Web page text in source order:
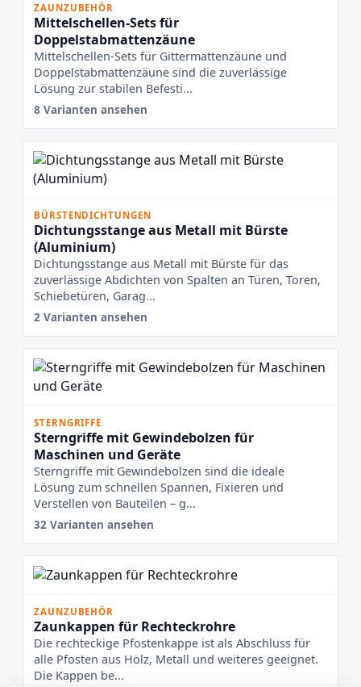
ZAUNZUBEHÖR
Mittelschellen-Sets für
Doppelstabmattenzäune
Mittelschellen-Sets für Gittermattenzäune und
Doppelstabmattenzäune sind die zuverlässige
Lösung zur stabilen Befesti...
8 Varianten ansehen
BÜRSTENDICHTUNGEN
Dichtungsstange aus Metall mit Bürste
(Aluminium)
Dichtungsstange aus Metall mit Bürste für das
zuverlässige Abdichten von Spalten an Türen, Toren,
Schiebetüren, Garag...
2 Varianten ansehen
STERNGRIFFE
Sterngriffe mit Gewindebolzen für
Maschinen und Geräte
Sterngriffe mit Gewindebolzen sind die ideale
Lösung zum schnellen Spannen, Fixieren und
Verstellen von Bauteilen – g...
32 Varianten ansehen
ZAUNZUBEHÖR
Zaunkappen für Rechteckrohre
Die rechteckige Pfostenkappe ist als Abschluss für
alle Pfosten aus Holz, Metall und weiteres geeignet.
Die Kappen be...